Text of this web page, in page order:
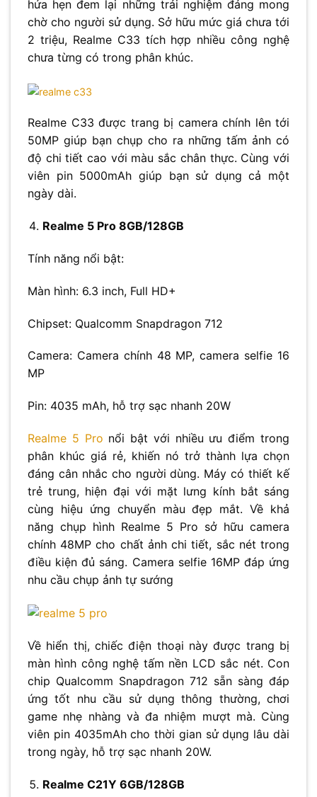
hứa hẹn đem lại những trải nghiệm đáng mong
chờ cho người sử dụng. Sở hữu mức giá chưa tới
2 triệu, Realme C33 tích hợp nhiều công nghệ
chưa từng có trong phân khúc.
Realme C33 được trang bị camera chính lên tới
50MP giúp bạn chụp cho ra những tấm ảnh có
độ chi tiết cao với màu sắc chân thực. Cùng với
viên pin 5000mAh giúp bạn sử dụng cả một
ngày dài.
Realme 5 Pro 8GB/128GB
Tính năng nổi bật:
Màn hình: 6.3 inch, Full HD+
Chipset: Qualcomm Snapdragon 712
Camera: Camera chính 48 MP, camera selfie 16
MP
Pin: 4035 mAh, hỗ trợ sạc nhanh 20W
Realme 5 Pro nổi bật với nhiều ưu điểm trong
phân khúc giá rẻ, khiến nó trở thành lựa chọn
đáng cân nhắc cho người dùng. Máy có thiết kế
trẻ trung, hiện đại với mặt lưng kính bắt sáng
cùng hiệu ứng chuyển màu đẹp mắt. Về khả
năng chụp hình Realme 5 Pro sở hữu camera
chính 48MP cho chất ảnh chi tiết, sắc nét trong
điều kiện đủ sáng. Camera selfie 16MP đáp ứng
nhu cầu chụp ảnh tự sướng
Về hiển thị, chiếc điện thoại này được trang bị
màn hình công nghệ tấm nền LCD sắc nét. Con
chip Qualcomm Snapdragon 712 sẵn sàng đáp
ứng tốt nhu cầu sử dụng thông thường, chơi
game nhẹ nhàng và đa nhiệm mượt mà. Cùng
viên pin 4035mAh cho thời gian sử dụng lâu dài
trong ngày, hỗ trợ sạc nhanh 20W.
Realme C21Y 6GB/128GB